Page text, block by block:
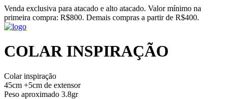
Venda exclusiva para atacado e alto atacado. Valor mínimo na
primeira compra: R$800. Demais compras a partir de R$400.
COLAR INSPIRAÇÃO
Colar inspiração
45cm +5cm de extensor
Peso aproximado 3.8gr